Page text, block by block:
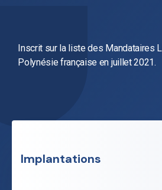
Inscrit sur la liste des Mandataires
Polynésie française en juillet 2021.
Implantations